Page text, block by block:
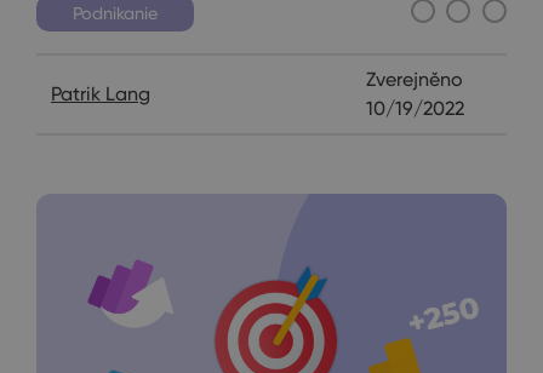
Podnikanie
Patrik Lang
Zverejněno
10/19/2022